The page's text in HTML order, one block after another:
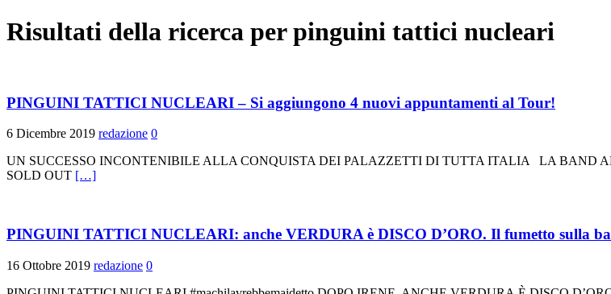
Risultati della ricerca perpinguini tattici nucleari
PINGUINI TATTICI NUCLEARI – Si aggiungono 4 nuovi appuntamenti al Tour!
6 Dicembre 2019 redazione 0
UN SUCCESSO INCONTENIBILE ALLA CONQUISTA DEI PALAZZETTI DI TUTTA ITALIA LA BAND
SOLD OUT […]
PINGUINI TATTICI NUCLEARI: anche VERDURA è DISCO D’ORO. Il fumetto sulla
16 Ottobre 2019 redazione 0